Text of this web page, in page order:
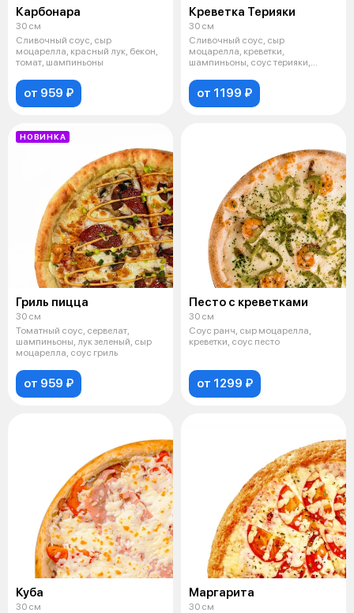
Карбонара
30 см
Сливочный соус, сыр
моцарелла, красный лук, бекон,
томат, шампиньоны
от 959 ₽
Креветка Терияки
30 см
Сливочный соус, сыр
моцарелла, креветки,
шампиньоны, соус терияки,
от 1199 ₽
НОВИНКА
Гриль пицца
30 см
Томатный соус, сервелат,
шампиньоны, лук зеленый, сыр
моцарелла, соус гриль
от 959 ₽
Песто с креветками
30 см
Соус ранч, сыр моцарелла,
креветки, соус песто
от 1299 ₽
Куба
30 см
Маргарита
30 см